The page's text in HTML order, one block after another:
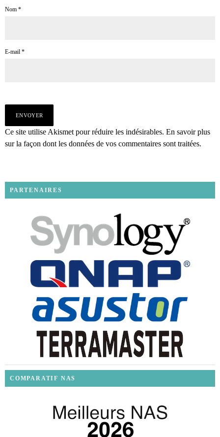
Nom *
E-mail *
Ce site utilise Akismet pour réduire les indésirables. En savoir plus
sur la façon dont les données de vos commentaires sont traitées.
PARTENAIRES
COMPARATIF NAS